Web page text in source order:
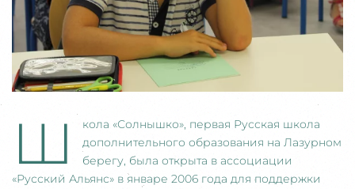
Ш
кола «Солнышко», первая Русская школа
дополнительного образования на Лазурном
берегу, была открыта в ассоциации
«Русский Альянс» в январе 2006 года для поддержки